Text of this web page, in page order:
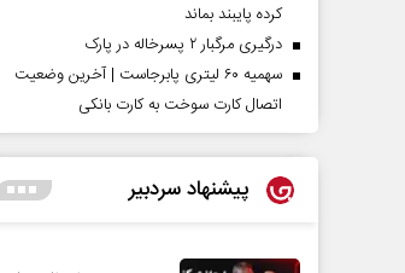
کرده پایبند بماند
درگیری مرگبار ۲ پسرخاله در پارک
سهمیه ۶۰ لیتری پابرجاست | آخرین وضعیت
اتصال کارت سوخت به کارت بانکی
پیشنهاد سردبیر